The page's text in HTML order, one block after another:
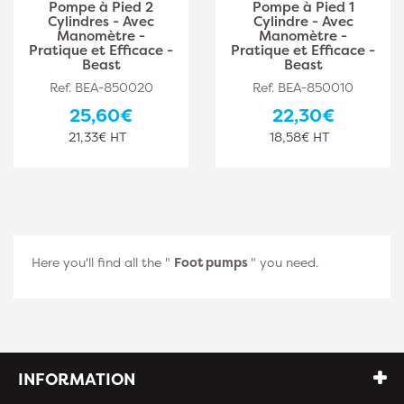
Pompe à Pied 2
Cylindres - Avec
Manomètre -
Pratique et Efficace -
Beast
Ref. BEA-850020
25,60€
21,33€ HT
Pompe à Pied 1
Cylindre - Avec
Manomètre -
Pratique et Efficace -
Beast
Ref. BEA-850010
22,30€
18,58€ HT
Here you'll find all the " Foot pumps " you need.
INFORMATION